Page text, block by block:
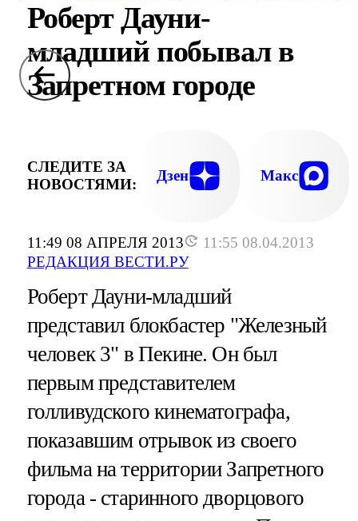
11:49 08 АПРЕЛЯ 2013
11:55 08.04.2013
РЕДАКЦИЯ ВЕСТИ.РУ
Роберт Дауни-
младший побывал в
Запретном городе
СЛЕДИТЕ ЗА
НОВОСТЯМИ:
Дзен Макс
Роберт Дауни-младший
представил блокбастер "Железный
человек 3" в Пекине. Он был
первым представителем
голливудского кинематографа,
показавшим отрывок из своего
фильма на территории Запретного
города - старинного дворцового